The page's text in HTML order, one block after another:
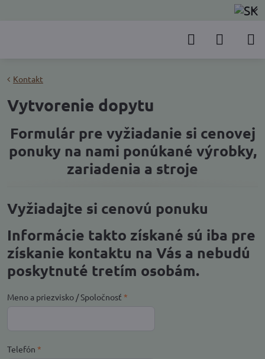
Kontakt
Vytvorenie dopytu
Formulár pre vyžiadanie si cenovej
ponuky na nami ponúkané výrobky,
zariadenia a stroje
Vyžiadajte si cenovú ponuku
Informácie takto získané sú iba pre
získanie kontaktu na Vás a nebudú
poskytnuté tretím osobám.
Meno a priezvisko / Spoločnosť *
Telefón *